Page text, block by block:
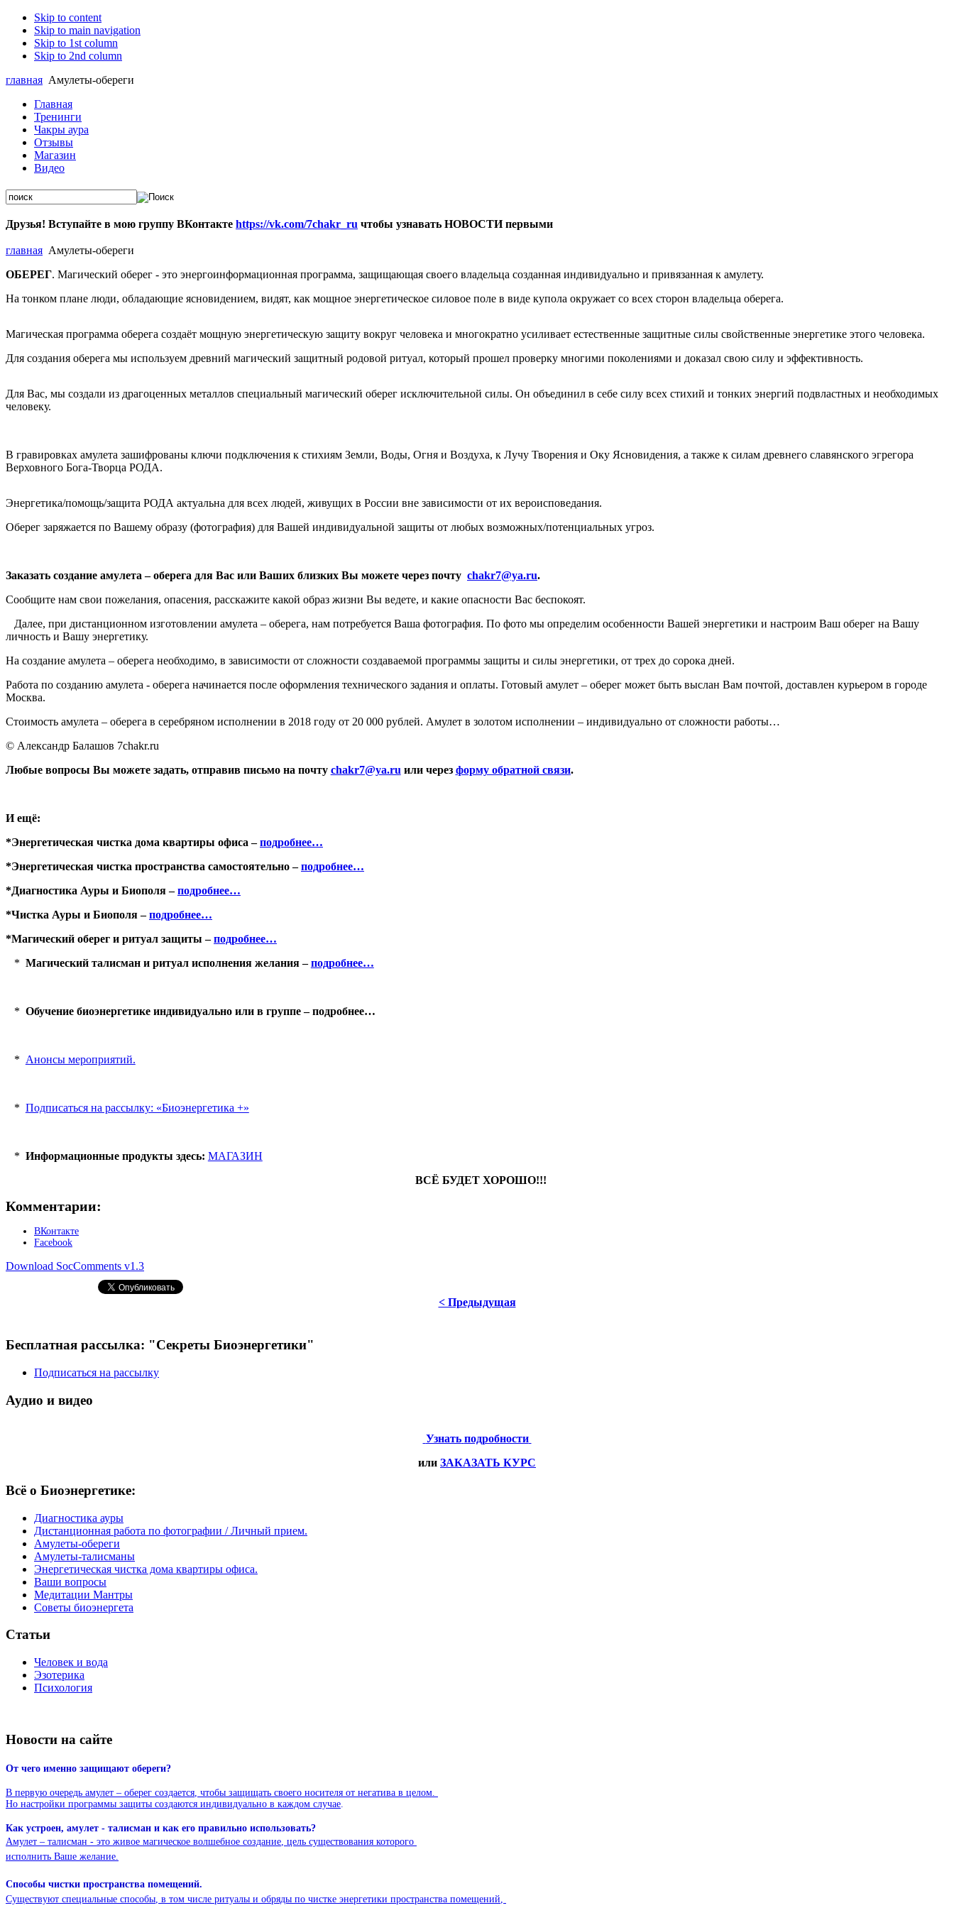
Skip to content
Skip to main navigation
Skip to 1st column
Skip to 2nd column
главная Амулеты-обереги
Главная
Тренинги
Чакры аура
Отзывы
Магазин
Видео
Друзья! Вступайте в мою группу ВКонтакте https://vk.com/7chakr_ru чтобы узнавать НОВОСТИ первыми
главная Амулеты-обереги
ОБЕРЕГ. Магический оберег - это энергоинформационная программа, защищающая своего владельца созданная индивидуально и привязанная к амулету.
На тонком плане люди, обладающие ясновидением, видят, как мощное энергетическое силовое поле в виде купола окружает со всех сторон владельца оберега.
Магическая программа оберега создаёт мощную энергетическую защиту вокруг человека и многократно усиливает естественные защитные силы свойственные энергетике этого человека.
Для создания оберега мы используем древний магический защитный родовой ритуал, который прошел проверку многими поколениями и доказал свою силу и эффективность.
Для Вас, мы создали из драгоценных металлов специальный магический оберег исключительной силы. Он объединил в себе силу всех стихий и тонких энергий подвластных и необходимых
человеку.
В гравировках амулета зашифрованы ключи подключения к стихиям Земли, Воды, Огня и Воздуха, к Лучу Творения и Оку Ясновидения, а также к силам древнего славянского эгрегора
Верховного Бога-Творца РОДА.
Энергетика/помощь/защита РОДА актуальна для всех людей, живущих в России вне зависимости от их вероисповедания.
Оберег заряжается по Вашему образу (фотография) для Вашей индивидуальной защиты от любых возможных/потенциальных угроз.
Заказать создание амулета – оберега для Вас или Ваших близких Вы можете через почту chakr7@ya.ru.
Сообщите нам свои пожелания, опасения, расскажите какой образ жизни Вы ведете, и какие опасности Вас беспокоят.
Далее, при дистанционном изготовлении амулета – оберега, нам потребуется Ваша фотография. По фото мы определим особенности Вашей энергетики и настроим Ваш оберег на Вашу
личность и Вашу энергетику.
На создание амулета – оберега необходимо, в зависимости от сложности создаваемой программы защиты и силы энергетики, от трех до сорока дней.
Работа по созданию амулета - оберега начинается после оформления технического задания и оплаты. Готовый амулет – оберег может быть выслан Вам почтой, доставлен курьером в городе
Москва.
Стоимость амулета – оберега в серебряном исполнении в 2018 году от 20 000 рублей. Амулет в золотом исполнении – индивидуально от сложности работы…
© Александр Балашов 7chakr.ru
Любые вопросы Вы можете задать, отправив письмо на почту chakr7@ya.ruили через форму обратной связи.
И ещё:
*Энергетическая чистка дома квартиры офиса –подробнее…
*Энергетическая чистка пространства самостоятельно –подробнее…
*Диагностика Ауры и Биополя –подробнее…
*Чистка Ауры и Биополя –подробнее…
*Магический оберег и ритуал защиты –подробнее…
* Магический талисман и ритуал исполнения желания –подробнее…
* Обучение биоэнергетике индивидуально или в группе – подробнее…
* Анонсы мероприятий.
* Подписаться на рассылку: «Биоэнергетика +»
* Информационные продукты здесь: МАГАЗИН
ВСЁ БУДЕТ ХОРОШО!!!
Комментарии:
ВКонтакте
Facebook
Download SocComments v1.3
< Предыдущая
Бесплатная рассылка: "Секреты Биоэнергетики"
Подписаться на рассылку
Аудио и видео
Узнать подробности
или ЗАКАЗАТЬ КУРС
Всё о Биоэнергетике:
Диагностика ауры
Дистанционная работа по фотографии / Личный прием.
Амулеты-обереги
Амулеты-талисманы
Энергетическая чистка дома квартиры офиса.
Ваши вопросы
Медитации Мантры
Советы биоэнергета
Статьи
Человек и вода
Эзотерика
Психология
Новости на сайте
От чего именно защищают обереги?
В первую очередь амулет – оберег создается чтобы защищать своего носителя от негатива в целом
Но настройки программы защиты создаются индивидуально в каждом случае
Как устроен, амулет - талисман и как его правильно использовать?
Амулет – талисман - это живое магическое волшебное создание цель существования которого
исполнить Ваше желание
Способы чистки пространства помещений.
Существуют специальные способы , в том числе ритуалы и обряды по чистке энергетики пространства помещений